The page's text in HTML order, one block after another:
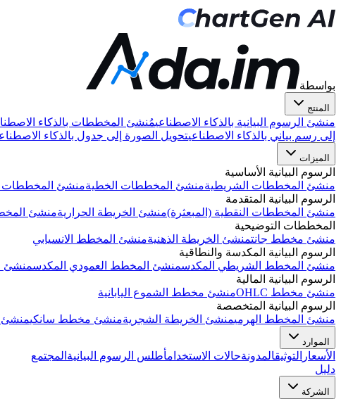
بواسطة
المنتج
منشئ الرسوم البيانية بالذكاء الاصطناعيمُنشئ المخططات بالذكاء
إلى رسم بياني بالذكاء الاصطناعيتحويل الصورة إلى جدول بالذكاء
الميزات
الرسوم البيانية الأساسية
منشئ المخططات الشريطيةمنشئ المخططات الخطيةمنشئ المخططات
الرسوم البيانية المتقدمة
منشئ المخططات النقطية (المبعثرة)منشئ الخريطة الحراريةمنشئ
المخططات التوضيحية
منشئ مخطط جانتمنشئ الخريطة الذهنيةمنشئ المخطط الانسيابي
الرسوم البيانية المكدسة والنطاقية
منشئ المخطط الشريطي المكدسمنشئ المخطط العمودي المكدسمنشئ
الرسوم البيانية المالية
منشئ مخطط OHLC
منشئ مخطط الشموع اليابانية
الرسوم البيانية المتخصصة
منشئ المخطط الهرميمنشئ الخريطة الشجريةمنشئ مخطط سانكيمنشئ
الموارد
الأسعار التوثيقالمدونةحالات الاستخدامأطلس الرسوم البيانية المجتمع
دليل
الشركة